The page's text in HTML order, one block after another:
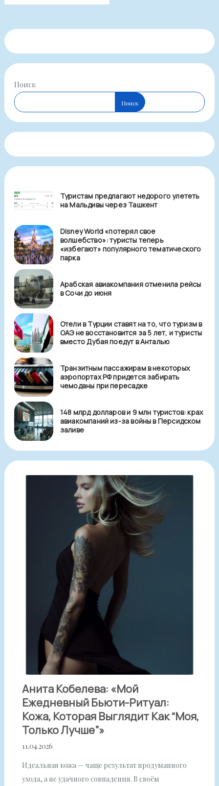
Поиск
Поиск
Туристам предлагают недорого улететь
на Мальдивы через Ташкент
Disney World «потерял свое
волшебство»: туристы теперь
«избегают» популярного тематического
парка
Арабская авиакомпания отменила рейсы
в Сочи до июня
Отели в Турции ставят на то, что туризм в
ОАЭ не восстановится за 5 лет, и туристы
вместо Дубая поедут в Анталью
Транзитным пассажирам в некоторых
аэропортах РФ придется забирать
чемоданы при пересадке
148 млрд долларов и 9 млн туристов: крах
авиакомпаний из-за войны в Персидском
заливе
Анита Кобелева: «Мой
Ежедневный Бьюти-Ритуал:
Кожа, Которая Выглядит Как “моя,
Только Лучше”»
11.04.2026
Идеальная кожа — чаще результат продуманного
ухода, а не удачного совпадения. В своём